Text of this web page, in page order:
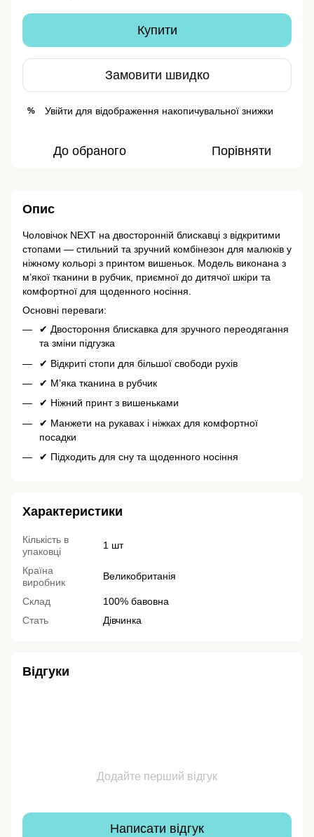
Купити
Замовити швидко
% Увійти для відображення накопичувальної знижки
До обраного Порівняти
Опис
Чоловічок NEXT на двосторонній блискавці з відкритими
стопами — стильний та зручний комбінезон для малюків у
ніжному кольорі з принтом вишеньок. Модель виконана з
м’якої тканини в рубчик, приємної до дитячої шкіри та
комфортної для щоденного носіння.
Основні переваги:
✔ Двостороння блискавка для зручного переодягання
та зміни підгузка
✔ Відкриті стопи для більшої свободи рухів
✔ М’яка тканина в рубчик
✔ Ніжний принт з вишеньками
✔ Манжети на рукавах і ніжках для комфортної
посадки
✔ Підходить для сну та щоденного носіння
Характеристики
Кількість в
упаковці
1 шт
Країна
виробник
Великобританія
Склад
100% бавовна
Стать
Дівчинка
Відгуки
Додайте перший відгук
Написати відгук